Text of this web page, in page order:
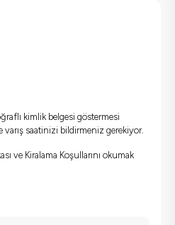
kimlik belgesi göstermesi
varış saatinizi bildirmeniz gerekiyor.
ve Kiralama Koşullarını okumak